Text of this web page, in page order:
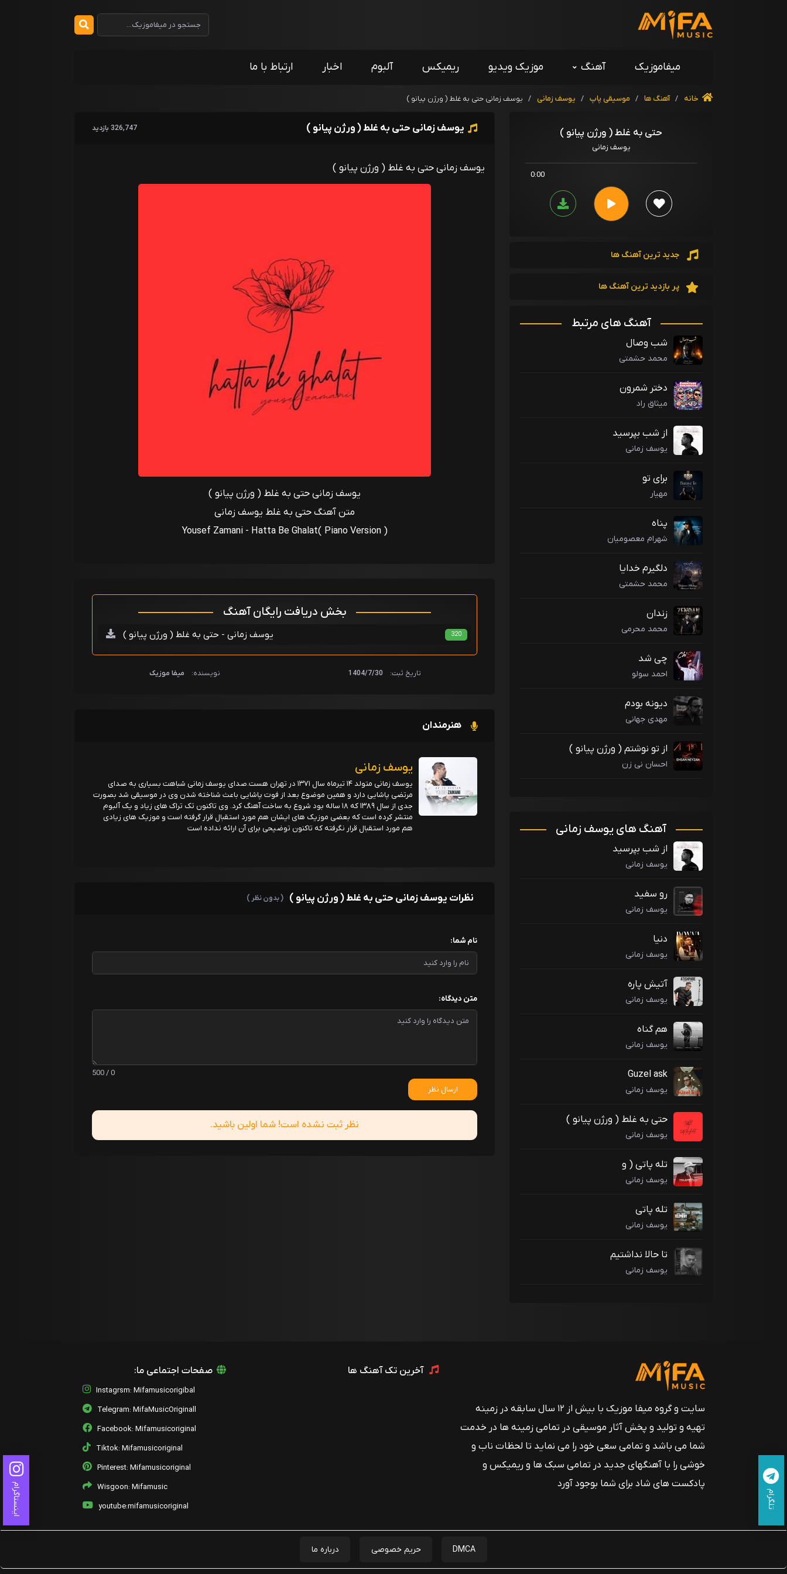
میفاموزیک آهنگ موزیک ویدیو ریمیکس آلبوم اخبار ارتباط با ما
خانه / آهنگ ها / موسیقی پاپ / یوسف زمانی / یوسف زمانی حتی به غلط ( ورژن پیانو )
حتی به غلط ( ورژن پیانو )
یوسف زمانی
0:00
جدید ترین آهنگ ها
پر بازدید ترین آهنگ ها
آهنگ های مرتبط
شب وصال
محمد حشمتی
دختر شمرون
میثاق راد
از شب بپرسید
یوسف زمانی
برای تو
مهیار
پناه
شهرام معصومیان
دلگیرم خدایا
محمد حشمتی
زندان
محمد محرمی
چی شد
احمد سولو
دیونه بودم
مهدی جهانی
از تو نوشتم ( ورژن پیانو )
احسان نی زن
آهنگ های یوسف زمانی
از شب بپرسید
یوسف زمانی
رو سفید
یوسف زمانی
دنیا
یوسف زمانی
آتیش پاره
یوسف زمانی
هم گناه
یوسف زمانی
Guzel ask
یوسف زمانی
حتی به غلط ( ورژن پیانو )
یوسف زمانی
تله پاتی ( و
یوسف زمانی
تله پاتی
یوسف زمانی
تا حالا نداشتیم
یوسف زمانی
یوسف زمانی حتی به غلط ( ورژن پیانو ) 326,747 بازدید
یوسف زمانی حتی به غلط ( ورژن پیانو )
یوسف زمانی حتی به غلط ( ورژن پیانو )
متن آهنگ حتی به غلط یوسف زمانی
Yousef Zamani - Hatta Be Ghalat( Piano Version )
بخش دریافت رایگان آهنگ
یوسف زمانی - حتی به غلط ( ورژن پیانو ) 320
تاریخ ثبت: 1404/7/30 نویسنده: میفا موزیک
هنرمندان
یوسف زمانی
یوسف زمانی متولد ۱۴ تیرماه سال ۱۳۷۱ در تهران هست.صدای یوسف زمانی شباهت بسیاری به صدای
مرتضی پاشایی دارد و همین موضوع بعد از فوت پاشایی باعث شناخته شدن وی در موسیقی شد بصورت
جدی از سال ۱۳۸۹ که ۱۸ ساله بود شروع به ساخت آهنگ کرد. وی تاکنون تک تراک های زیاد و یک آلبوم
منتشر کرده است که بعضی موزیک های ایشان هم مورد استقبال قرار گرفته است و موزیک های زیادی
هم مورد استقبال قرار نگرفته که تاکنون توضیحی برای آن ارائه نداده است
نظرات یوسف زمانی حتی به غلط ( ورژن پیانو ) ( بدون نظر )
نام شما:
متن دیدگاه:
0 / 500
ارسال نظر
نظر ثبت نشده است! شما اولین باشید.
سایت و گروه میفا موزیک با بیش از ۱۲ سال سابقه در زمینه
تهیه و تولید و پخش آثار موسیقی در تمامی زمینه ها در خدمت
شما می باشد و تمامی سعی خود را می نماید تا لحظات ناب و
خوشی را با آهنگهای جدید در تمامی سبک ها و ریمیکس و
پادکست های شاد برای شما بوجود آورد
آخرین تک آهنگ ها صفحات اجتماعی ما:
Instagrsm: Mifamusicorigibal
Telegram: MifaMusicOriginall
Facebook: Mifamusicoriginal
Tiktok: Mifamusicoriginal
Pinterest: Mifamusicoriginal
Wisgoon: Mifamusic
youtube:mifamusicoriginal
DMCA حریم خصوصی درباره ما
اینستاگرام تلگرام